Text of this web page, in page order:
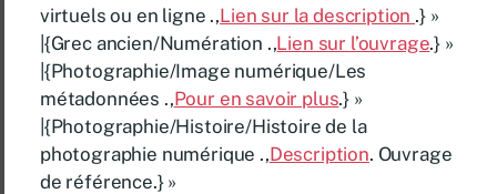
virtuels ou en ligne .,Lien sur la description .} »
|{Grec ancien/Numération .,Lien sur l’ouvrage.} »
|{Photographie/Image numérique/Les
métadonnées .,Pour en savoir plus.} »
|{Photographie/Histoire/Histoire de la
photographie numérique .,Description. Ouvrage
de référence.} »